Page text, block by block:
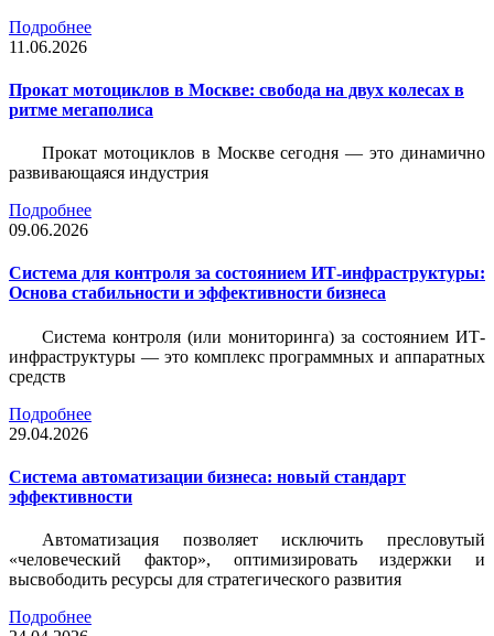
Подробнее
11.06.2026
Прокат мотоциклов в Москве: свобода на двух колесах в
ритме мегаполиса
Прокат мотоциклов в Москве сегодня — это динамично
развивающаяся индустрия
Подробнее
09.06.2026
Система для контроля за состоянием ИТ-инфраструктуры:
Основа стабильности и эффективности бизнеса
Система контроля (или мониторинга) за состоянием ИТ-
инфраструктуры — это комплекс программных и аппаратных
средств
Подробнее
29.04.2026
Система автоматизации бизнеса: новый стандарт
эффективности
Автоматизация позволяет исключить пресловутый
«человеческий фактор», оптимизировать издержки и
высвободить ресурсы для стратегического развития
Подробнее